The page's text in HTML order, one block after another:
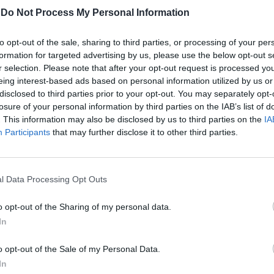
Do Not Process My Personal Information
opt-out of the sale, sharing to third parties, or processing of your
for targeted advertising by us, please use the below opt-out
selection. Please note that after your opt-out request is processed
interest-based ads based on personal information utilized by us
to third parties prior to your opt-out. You may separately
of your personal information by third parties on the IAB’s list of
This information may also be disclosed by us to third parties on the
Participants that may further disclose it to other third parties.
Data Processing Opt Outs
opt-out of the Sharing of my personal data.
opt-out of the Sale of my Personal Data.
Lutto nella moda, lo
stilista Kenzo morto a 81
anni per Covid
è morto a Parigi e, nei giorni scorsi, aveva
essere terrorizzato dalla malattie e, in
Covid. "Questa pandemia mi
Rudy Giuliani a Come States?
Trump, Meloni e la strategia
americana